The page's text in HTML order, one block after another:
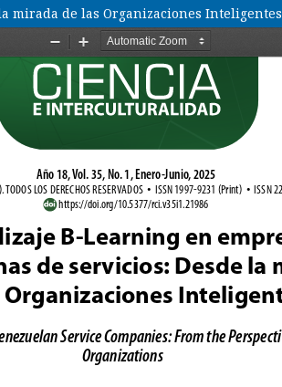
mirada de las Organizaciones Inteligentes